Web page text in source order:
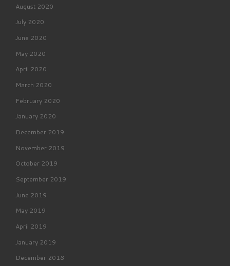
August 2020
July 2020
June 2020
May 2020
April 2020
March 2020
February 2020
January 2020
December 2019
November 2019
October 2019
September 2019
June 2019
May 2019
April 2019
January 2019
December 2018